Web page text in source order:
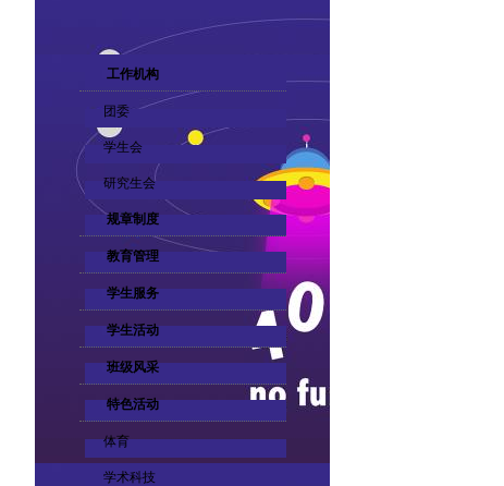
工作机构
团委
学生会
研究生会
规章制度
教育管理
学生服务
学生活动
班级风采
特色活动
体育
学术科技